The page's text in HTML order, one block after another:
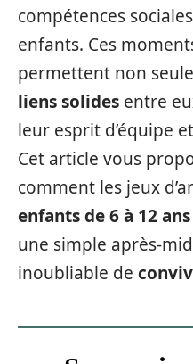
compétences
enfants. Ces
permettent non
liens solides entre
leur esprit d’équipe
Cet article vous
comment les jeux
enfants de 6 à 12 ans
une simple après-
inoubliable de